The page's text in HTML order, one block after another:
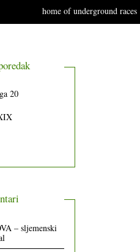
home of underground races
20
– sljemenski